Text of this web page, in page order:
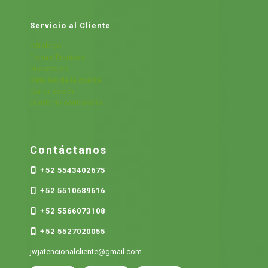
Servicio al Cliente
Cátalogo
Fichas Técnicas
Sucursales
Detalles de la cuenta
Cerrar Sesión
Olvide mi contraseña
Contáctanos
+52 5543402675
+52 5510689616
+52 5566073108
+52 5527020055
jwjatencionalcliente@gmail.com